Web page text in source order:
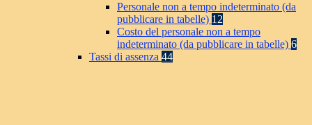
Personale non a tempo indeterminato (da
pubblicare in tabelle) 12
Costo del personale non a tempo
indeterminato (da pubblicare in tabelle) 6
Tassi di assenza 44